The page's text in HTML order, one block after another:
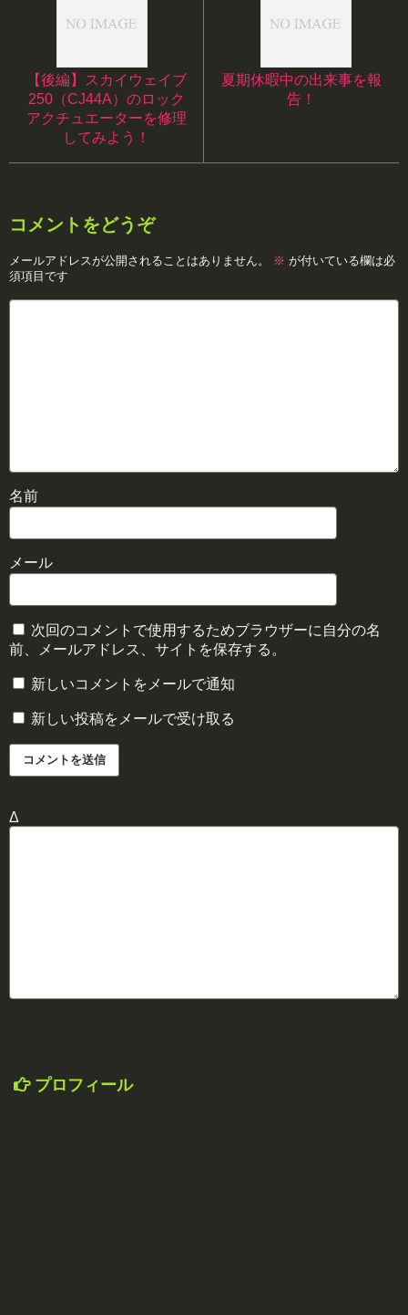
【後編】スカイウェイブ
250（CJ44A）のロック
アクチュエーターを修理
してみよう！
夏期休暇中の出来事を報
告！
コメントをどうぞ
メールアドレスが公開されることはありません。 ※ が付いている欄は必
須項目です
名前
メール
次回のコメントで使用するためブラウザーに自分の名
前、メールアドレス、サイトを保存する。
新しいコメントをメールで通知
新しい投稿をメールで受け取る
Δ
プロフィール